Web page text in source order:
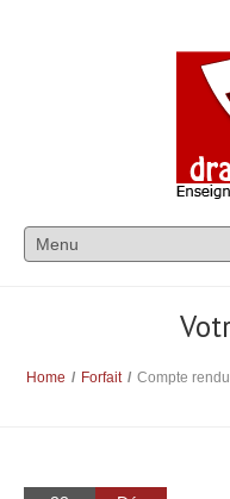
Home / Forfait / Compte